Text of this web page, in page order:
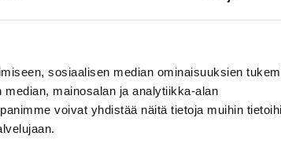
sosiaalisen median ominaisuuksien
mainosalan ja analytiikka-alan
voivat yhdistää näitä tietoja muihin
Rahankerayslupa: